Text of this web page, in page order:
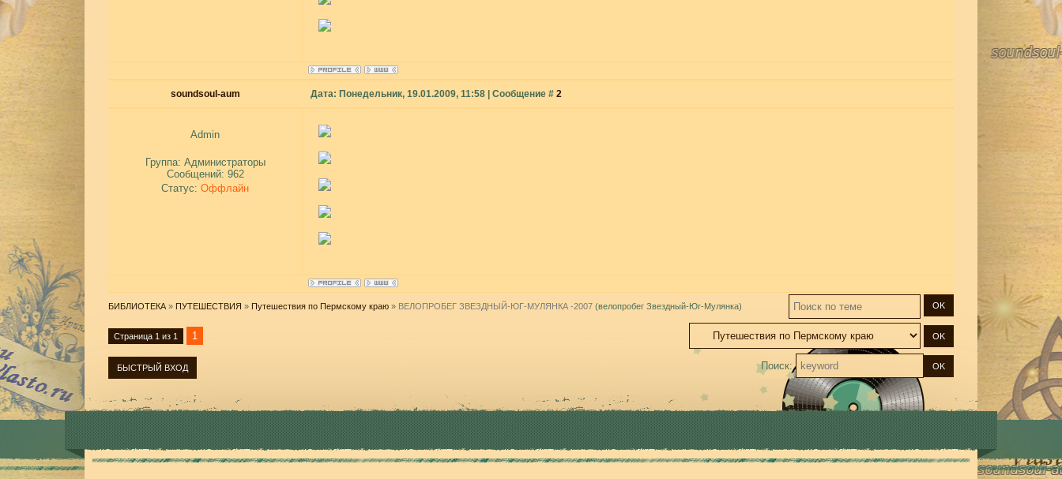
soundsoul-aum Дата: Понедельник, 19.01.2009, 11:58 | Сообщение # 2
Admin
Группа: Администраторы
Сообщений: 962
Статус: Оффлайн
БИБЛИОТЕКА » ПУТЕШЕСТВИЯ » Путешествия по Пермскому краю » ВЕЛОПРОБЕГ ЗВЕЗДНЫЙ-ЮГ-МУЛЯНКА -2007 (велопробег Звездный-Юг-Мулянка)
Страница 1 из 1 1
Поиск: